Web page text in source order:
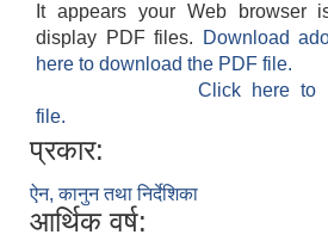
It appears your Web browser
display PDF files.
Download
here to download the PDF file.
Click here to
file.
प्रकार:
ऐन, कानुन तथा निर्देशिका
आर्थिक वर्ष: